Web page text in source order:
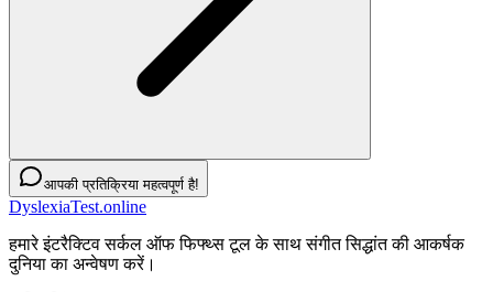
आपकी प्रतिक्रिया महत्वपूर्ण है!
DyslexiaTest.online
हमारे इंटरैक्टिव सर्कल ऑफ फिफ्थ्स टूल के साथ संगीत सिद्धांत की आकर्षक
दुनिया का अन्वेषण करें।